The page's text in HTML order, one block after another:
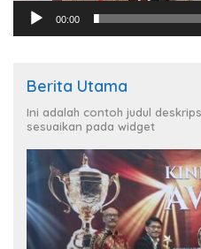
00:00
Berita Utama
Ini adalah contoh judul
sesuaikan pada widget